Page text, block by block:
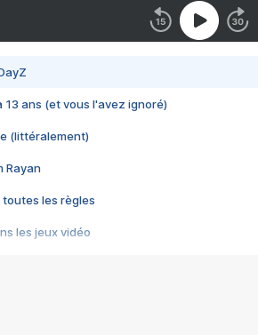
13 ans (et vous l'avez ignoré)
(littéralement)
Rayan
toutes les règles
les jeux vidéo